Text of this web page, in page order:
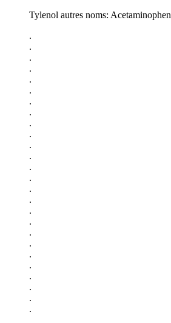
Tylenol autres noms: Acetaminophen
.
.
.
.
.
.
.
.
.
.
.
.
.
.
.
.
.
.
.
.
.
.
.
.
.
.